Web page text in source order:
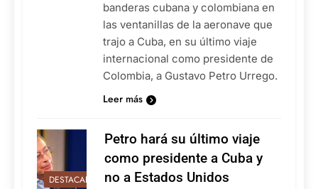
banderas cubana y colombiana en
las ventanillas de la aeronave que
trajo a Cuba, en su último viaje
internacional como presidente de
Colombia, a Gustavo Petro Urrego.
Leer más
DESTACADAS
Petro hará su último viaje
como presidente a Cuba y
no a Estados Unidos